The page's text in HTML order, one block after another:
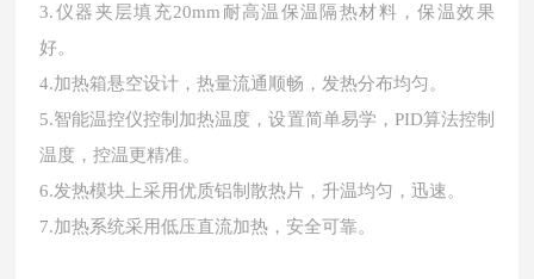
3.仪器夹层填充20mm耐高温保温隔热材料，保温效果
好。
4.加热箱悬空设计，热量流通顺畅，发热分布均匀。
5.智能温控仪控制加热温度，设置简单易学，PID算法控制
温度，控温更精准。
6.发热模块上采用优质铝制散热片，升温均匀，迅速。
7.加热系统采用低压直流加热，安全可靠。